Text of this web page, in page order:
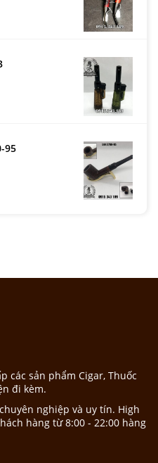
95
các sản phẩm Cigar, Thuốc
đi kèm.
nghiệp và uy tín. High
hàng từ 8:00 - 22:00 hàng